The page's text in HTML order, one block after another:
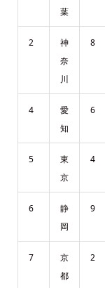
葉
2
神
奈
川
8
4
愛
知
6
5
東
京
4
6
静
岡
9
7
京
都
2